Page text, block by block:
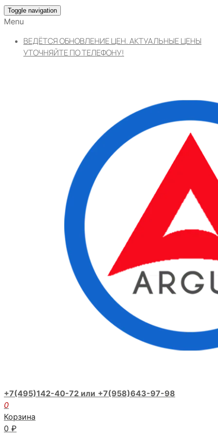
Toggle navigation
Menu
ВЕДЁТСЯ ОБНОВЛЕНИЕ ЦЕН. АКТУАЛЬНЫЕ ЦЕНЫ
УТОЧНЯЙТЕ ПО ТЕЛЕФОНУ!
+7(495)142-40-72 или +7(958)643-97-98
0
Корзина
0 ₽